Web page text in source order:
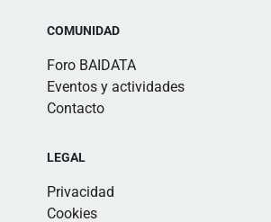
COMUNIDAD
Foro BAIDATA
Eventos y actividades
Contacto
LEGAL
Privacidad
Cookies